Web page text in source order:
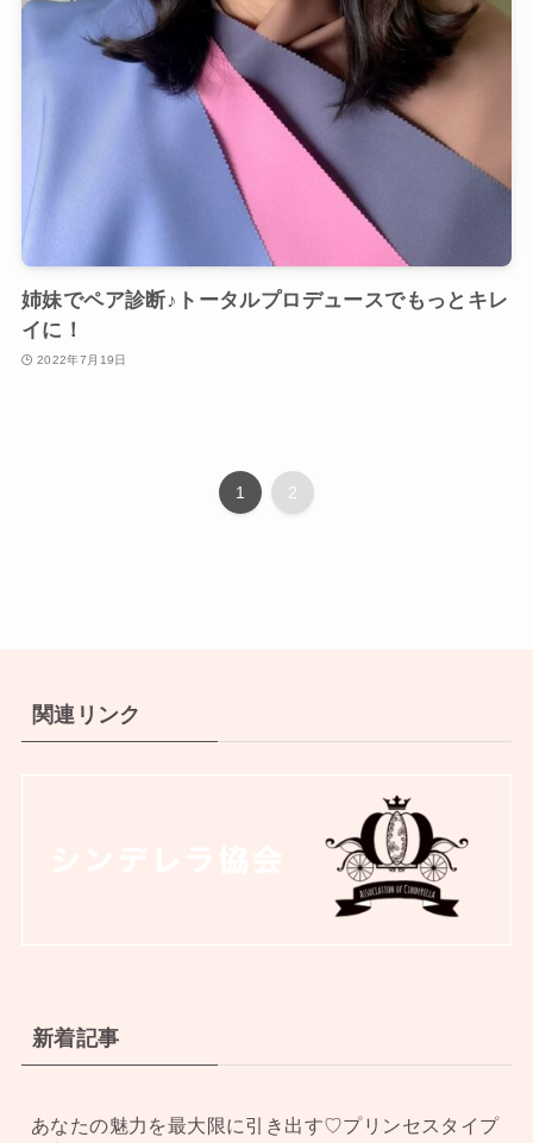
姉妹でペア診断♪トータルプロデュースでもっとキレ
イに！
2022年7月19日
1 2
関連リンク
新着記事
あなたの魅力を最大限に引き出す♡プリンセスタイプ